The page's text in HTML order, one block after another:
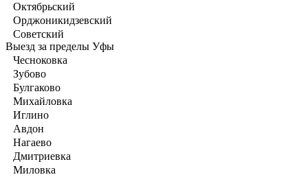
Октябрьский
Орджоникидзевский
Советский
Выезд за пределы Уфы
Чесноковка
Зубово
Булгаково
Михайловка
Иглино
Авдон
Нагаево
Дмитриевка
Миловка